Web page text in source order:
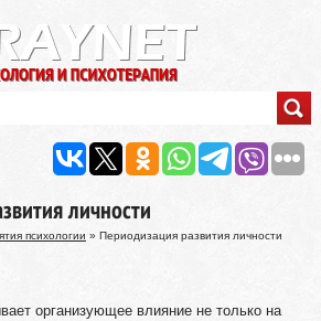
личности
психологии » Периодизация развития личности
организующее влияние не только на